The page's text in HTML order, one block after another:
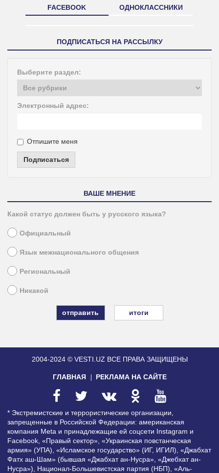
FACEBOOK ОДНОКЛАССНИКИ
ПОДПИСАТЬСЯ НА РАССЫЛКУ
Выберите раздел:
Электронный адрес:
Отпишите меня
Подписаться
ВАШЕ МНЕНИЕ
Какой статус должен быть у русского языка?
Официальный
Язык межнационального общения
Региональный
Никакой
итоги
2004-2024 © VESTI.UZ ВСЕ ПРАВА ЗАЩИЩЕНЫ
ГЛАВНАЯ РЕКЛАМА НА САЙТЕ
* Экстремистские и террористические организации,
запрещенные в Российской Федерации: американская
компания Meta и принадлежащие ей соцсети Instagram и
Facebook, «Правый сектор», «Украинская повстанческая
армия» (УПА), «Исламское государство» (ИГ, ИГИЛ), «Джабхат
Фатх аш-Шам» (бывшая «Джабхат ан-Нусра», «Джебхат ан-
Нусра»), Национал-Большевистская партия (НБП), «Аль-